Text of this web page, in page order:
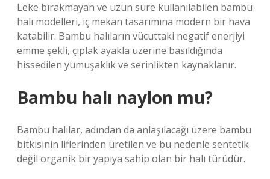
Leke bırakmayan ve uzun süre kullanılabilen bambu
halı modelleri, iç mekan tasarımına modern bir hava
katabilir. Bambu halıların vücuttaki negatif enerjiyi
emme şekli, çıplak ayakla üzerine basıldığında
hissedilen yumuşaklık ve serinlikten kaynaklanır.
Bambu halı naylon mu?
Bambu halılar, adından da anlaşılacağı üzere bambu
bitkisinin liflerinden üretilen ve bu nedenle sentetik
değil organik bir yapıya sahip olan bir halı türüdür.